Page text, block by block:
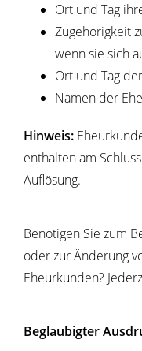
Ort und Tag
Zugehörigkeit
wenn sie sich
Ort und Tag
Namen der
Hinweis:
enthalten am
Auflösung.
Benötigen Sie zum
oder zur Änderung
Eheurkunden?
Beglaubigter